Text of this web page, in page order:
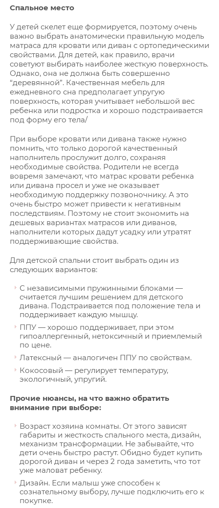
Спальное место
У детей скелет еще формируется, поэтому очень
важно выбрать анатомически правильную модель
матраса для кровати или диван с ортопедическими
свойствами. Для детей, как правило, врачи
советуют выбирать наиболее жесткую поверхность.
Однако, она не должна быть совершенно
“деревянной”. Качественная мебель для
ежедневного сна предполагает упругую
поверхность, которая учитывает небольшой вес
ребенка или подростка и хорошо подстраивается
под форму его тела/
При выборе кровати или дивана также нужно
помнить, что только дорогой качественный
наполнитель прослужит долго, сохраняя
необходимые свойства. Родители не всегда
вовремя замечают, что матрас кровати ребенка
или дивана просел и уже не оказывает
необходимую поддержку позвоночнику. А это
очень быстро может привести к негативным
последствиям. Поэтому не стоит экономить на
дешевых вариантах матрасов или диванов,
наполнители которых дадут усадку или утратят
поддерживающие свойства.
Для детской спальни стоит выбрать один из
следующих вариантов:
С независимыми пружинными блоками —
считается лучшим решением для детского
дивана. Подстраивается под положение тела и
поддерживает каждую мышцу.
ППУ — хорошо поддерживает, при этом
гипоаллергенный, нетоксичный и приемлемый
по цене.
Латексный — аналогичен ППУ по свойствам.
Кокосовый — регулирует температуру,
экологичный, упругий.
Прочие нюансы, на что важно обратить
внимание при выборе:
Возраст хозяина комнаты. От этого зависят
габариты и жесткость спального места, дизайн,
механизм трансформации. Не забывайте, что
дети очень быстро растут. Обидно будет купить
дорогой диван и через 2 года заметить, что тот
уже маловат ребенку.
Дизайн. Если малыш уже способен к
сознательному выбору, лучше подключить его к
покупке.